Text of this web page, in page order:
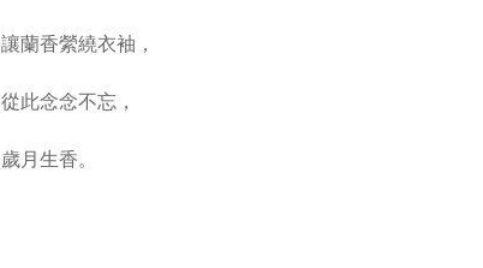
讓蘭香縈繞衣袖，
從此念念不忘，
歲月生香。